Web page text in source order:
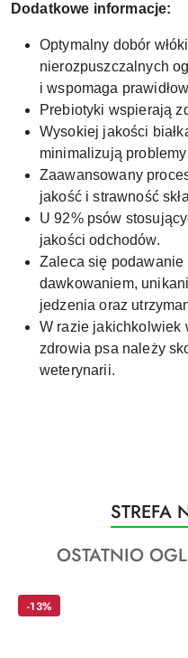
Dodatkowe informacje:
Optymalny dobór
nierozpuszczalnych
i wspomaga
Prebiotyki wspierają
Wysokiej jakości
minimalizują
Zaawansowany
jakość i strawność
U 92% psów
jakości odchodów.
Zaleca się podawanie
dawkowaniem,
jedzenia oraz
W razie jakichkolwiek
zdrowia psa należy
weterynarii.
Pomiń karuzelęProdukty
o
statusie:
STREFA
Produkty
statusie:
OSTATNIO
-13%